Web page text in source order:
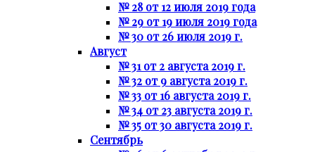
№ 28 от 12 июля 2019 года
№ 29 от 19 июля 2019 года
№ 30 от 26 июля 2019 г.
Август
№ 31 от 2 августа 2019 г.
№ 32 от 9 августа 2019 г.
№ 33 от 16 августа 2019 г.
№ 34 от 23 августа 2019 г.
№ 35 от 30 августа 2019 г.
Сентябрь